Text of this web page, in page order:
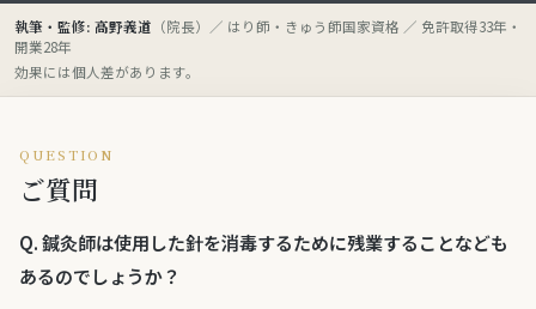
執筆・監修: 高野義道 （院長）／ はり師・きゅう師国家資格 ／ 免許取得33年・
開業28年
効果には個人差があります。
QUESTION
ご質問
Q.鍼灸師は使用した針を消毒するために残業することなども
あるのでしょうか？